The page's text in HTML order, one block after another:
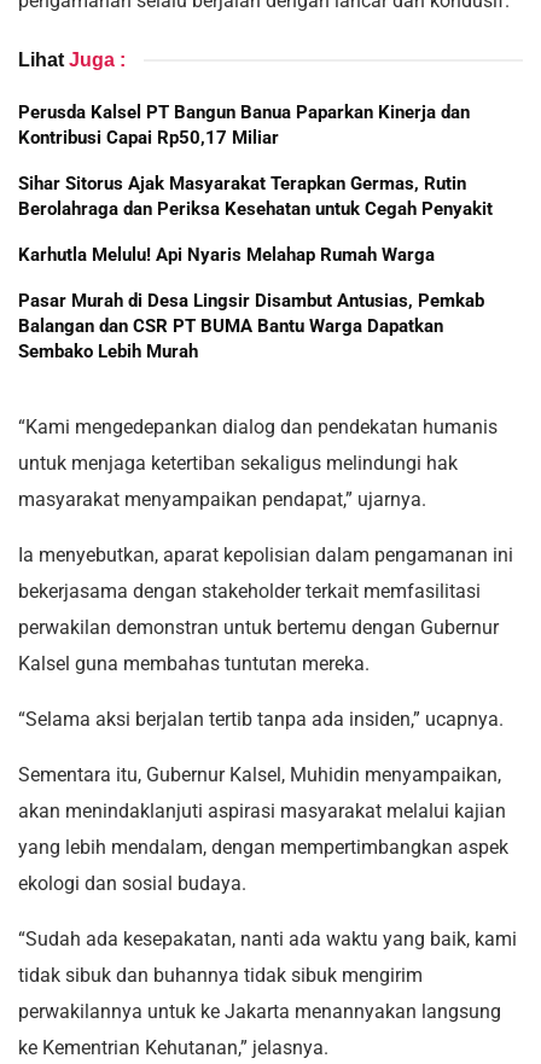
Lihat Juga :
Perusda Kalsel PT Bangun Banua Paparkan Kinerja dan
Kontribusi Capai Rp50,17 Miliar
Sihar Sitorus Ajak Masyarakat Terapkan Germas, Rutin
Berolahraga dan Periksa Kesehatan untuk Cegah Penyakit
Karhutla Melulu! Api Nyaris Melahap Rumah Warga
Pasar Murah di Desa Lingsir Disambut Antusias, Pemkab
Balangan dan CSR PT BUMA Bantu Warga Dapatkan
Sembako Lebih Murah
“Kami mengedepankan dialog dan pendekatan humanis
untuk menjaga ketertiban sekaligus melindungi hak
masyarakat menyampaikan pendapat,” ujarnya.
Ia menyebutkan, aparat kepolisian dalam pengamanan ini
bekerjasama dengan stakeholder terkait memfasilitasi
perwakilan demonstran untuk bertemu dengan Gubernur
Kalsel guna membahas tuntutan mereka.
“Selama aksi berjalan tertib tanpa ada insiden,” ucapnya.
Sementara itu, Gubernur Kalsel, Muhidin menyampaikan,
akan menindaklanjuti aspirasi masyarakat melalui kajian
yang lebih mendalam, dengan mempertimbangkan aspek
ekologi dan sosial budaya.
“Sudah ada kesepakatan, nanti ada waktu yang baik, kami
tidak sibuk dan buhannya tidak sibuk mengirim
perwakilannya untuk ke Jakarta menannyakan langsung
ke Kementrian Kehutanan,” jelasnya.